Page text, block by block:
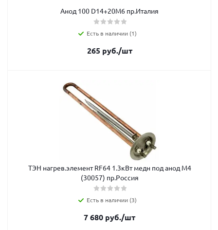
Анод 100 D14+20M6 пр.Италия
Есть в наличии (1)
265руб./шт
ТЭН нагрев.элемент RF64 1.3кВт медн под анод М4
(30057) пр.Россия
Есть в наличии (3)
7 680 руб./шт